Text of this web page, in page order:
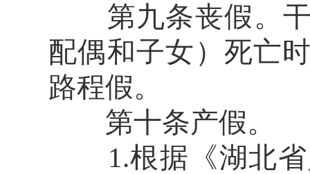
第九条丧假。干
配偶和子女）死亡
路程假。
第十条产假。
1.根据《湖北省